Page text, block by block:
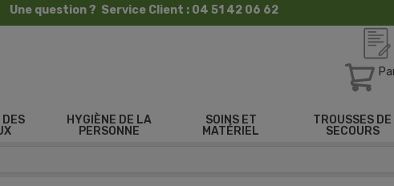
Une question ? Service Client : 04 51 42 06 62
DES
HYGIÈNE DE LA
PERSONNE
SOINS ET
MATÉRIEL
TROUSSES DE
SECOURS